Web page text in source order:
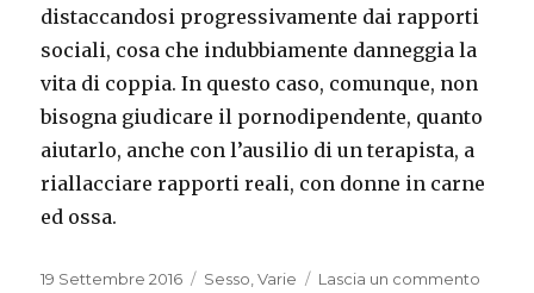
distaccandosi progressivamente dai rapporti
sociali, cosa che indubbiamente danneggia la
vita di coppia. In questo caso, comunque, non
bisogna giudicare il pornodipendente, quanto
aiutarlo, anche con l’ausilio di un terapista, a
riallacciare rapporti reali, con donne in carne
ed ossa.
Pubblicato
19 Settembre 2016 Categorie
Sesso ,Varie Lascia un commento